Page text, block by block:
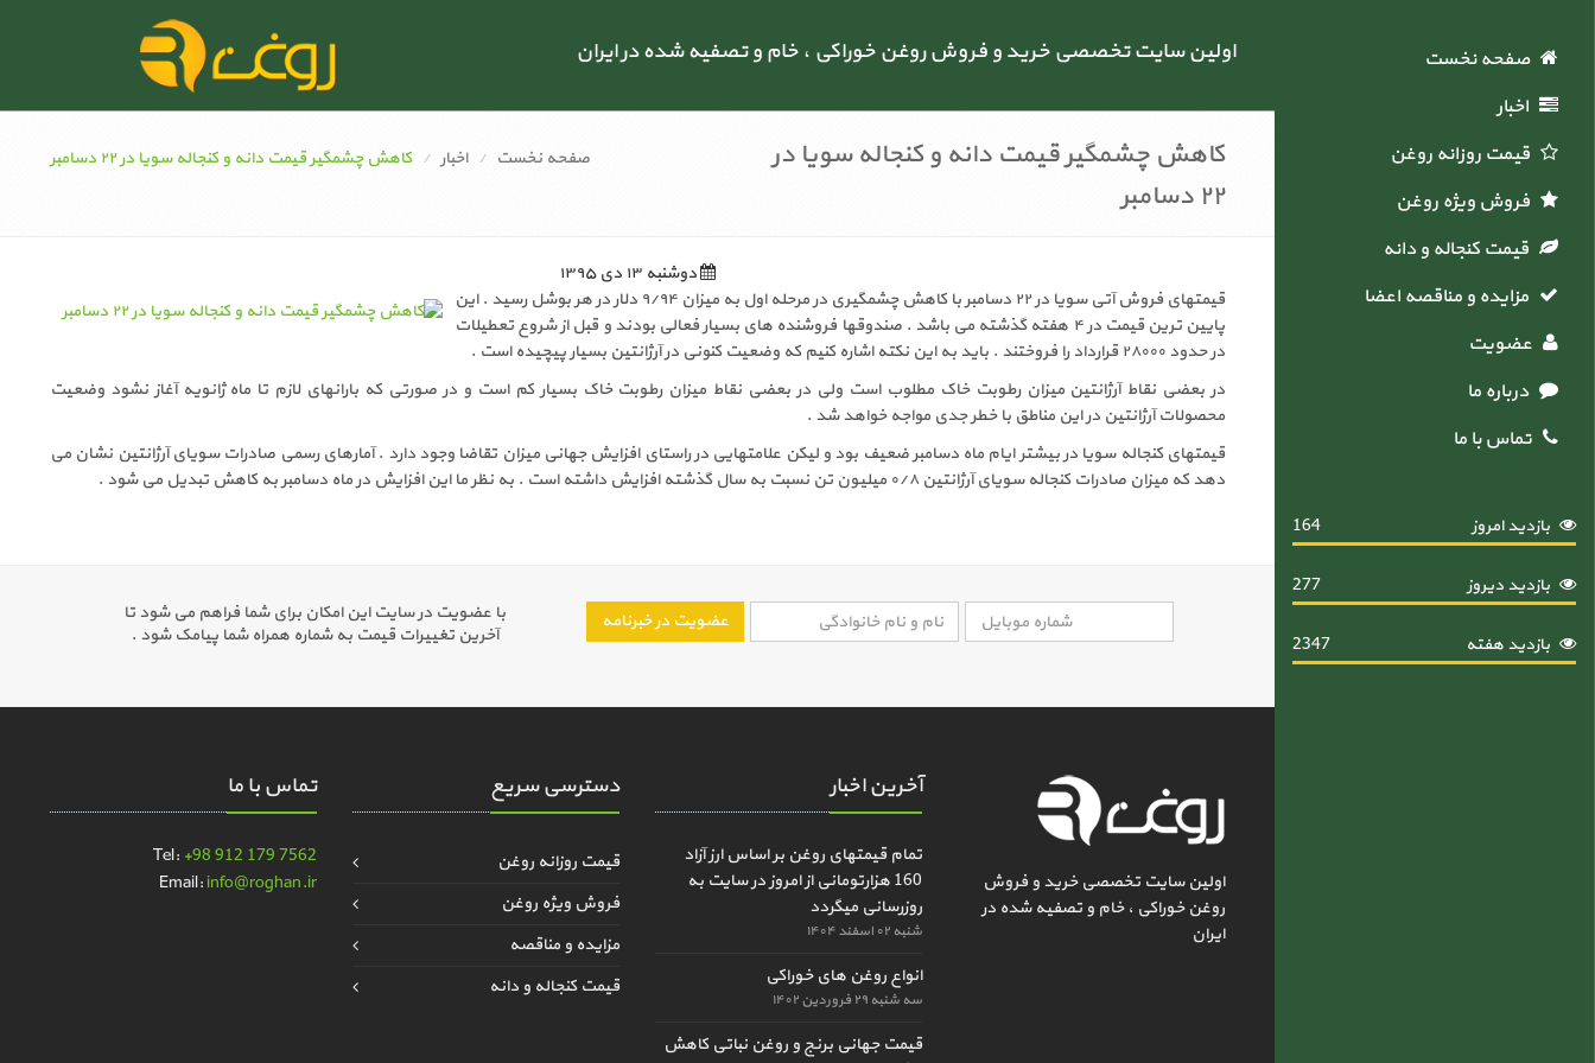
اولین سایت تخصصی خرید و فروش روغن خوراکی ، خام و تصفیه شده در ایران
صفحه نخست
اخبار
قیمت روزانه روغن
فروش ویژه روغن
قیمت کنجاله و دانه
مزایده و مناقصه اعضاء
عضویت
درباره ما
تماس با ما
بازدید امروز 164
بازدید دیروز 277
بازدید هفته 2347
کاهش چشمگیر قیمت دانه و کنجاله سویا در
۲۲ دسامبر
صفحه نخست اخبار کاهش چشمگیر قیمت دانه و کنجاله سویا در ۲۲ دسامبر
دوشنبه ۱۳ دی ۱۳۹۵
قیمتهای فروش آتی سویا در ۲۲ دسامبر با کاهش چشمگیری در مرحله اول به میزان ۹/۹۴ دلار در هر بوشل رسید . این
پایین ترین قیمت در ۴ هفته گذشته می باشد . صندوقها فروشنده های بسیار فعالی بودند و قبل از شروع تعطیلات
در حدود ۲۸۰۰۰ قرارداد را فروختند . باید به این نکته اشاره کنیم که وضعیت کنونی در آرژانتین بسیار پیچیده است .
در بعضی نقاط آرژانتین میزان رطوبت خاک مطلوب است ولی در بعضی نقاط میزان رطوبت خاک بسیار کم است و در صورتی که بارانهای لازم تا ماه ژانویه آغاز نشود وضعیت
محصولات آرژانتین در این مناطق با خطر جدی مواجه خواهد شد .
قیمتهای کنجاله سویا در بیشتر ایام ماه دسامبر ضعیف بود و لیکن علامتهایی در راستای افزایش جهانی میزان تقاضا وجود دارد . آمارهای رسمی صادرات سویای آرژانتین نشان می
دهد که میزان صادرات کنجاله سویای آرژانتین ۰/۸ میلیون تن نسبت به سال گذشته افزایش داشته است . به نظر ما این افزایش در ماه دسامبر به کاهش تبدیل می شود .
عضویت در خبرنامه
با عضویت در سایت این امکان برای شما فراهم می شود تا
آخرین تغییرات قیمت به شماره همراه شما پیامک شود .
اولین سایت تخصصی خرید و فروش
روغن خوراکی ، خام و تصفیه شده در
ایران
آخرین اخبار
تمام قیمتهای روغن بر اساس ارز آزاد
160 هزارتومانی از امروز در سایت به
روزرسانی میگردد
شنبه ۰۲ اسفند ۱۴۰۴
انواع روغن های خوراکی
سه شنبه ۲۹ فروردین ۱۴۰۲
قیمت جهانی برنج و روغن نباتی کاهش
دسترسی سریع
قیمت روزانه روغن
فروش ویژه روغن
مزایده و مناقصه
قیمت کنجاله و دانه
تماس با ما
Tel: +98 912 179 7562
Email:info@roghan.ir